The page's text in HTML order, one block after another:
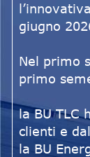
giugno
Nel primo
primo
la BU TLC
clienti e
la BU